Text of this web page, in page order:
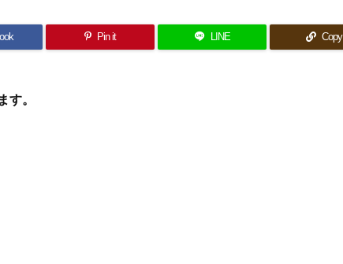
Pin it LINE Copy
。